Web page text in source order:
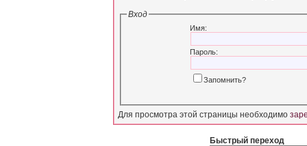
Вход
Имя:
Пароль:
Запомнить?
Для просмотра этой страницы необходимо
Быстрый переход